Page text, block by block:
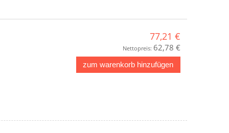
77,21 €
Nettopreis: 62,78 €
zum warenkorb hinzufügen